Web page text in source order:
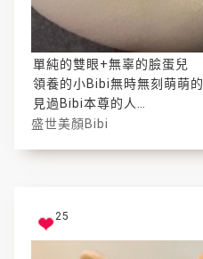
單純的雙眼+無辜的臉蛋兒
領養的小Bibi無時無刻萌萌的
見過Bibi本尊的人
皆已融化
盛世美顏Bibi
25